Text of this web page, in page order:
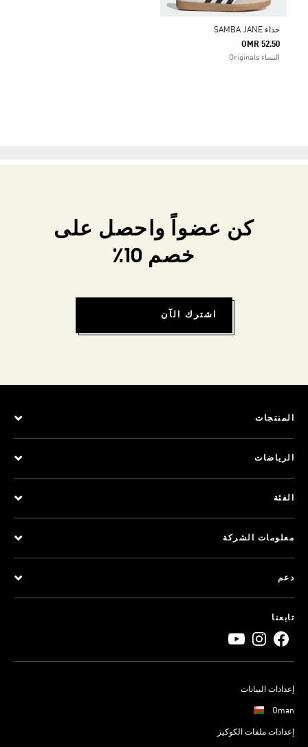
حذاء SAMBA JANE
OMR 52.50
النساء Originals
كن عضواً واحصل على
خصم 10٪
اشترك الآن
المنتجات
الرياضات
الفئة
معلومات الشركة
دعم
تابعنا
إعدادات البيانات
Oman
إعدادات ملفات الكوكيز